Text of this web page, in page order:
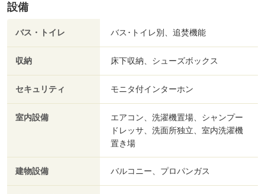
設備
バス・トイレ バス･トイレ別、追焚機能
収納 床下収納、シューズボックス
セキュリティ モニタ付インターホン
室内設備
エアコン、洗濯機置場、シャンプー
ドレッサ、洗面所独立、室内洗濯機
置き場
建物設備 バルコニー、プロパンガス